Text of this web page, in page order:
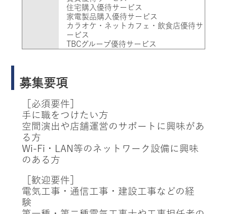
住宅購入優待サービス
家電製品購入優待サービス
カラオケ・ネットカフェ・飲食店優待サ
ービス
TBCグループ優待サービス
募集要項
［必須要件］
手に職をつけたい方
空間演出や店舗運営のサポートに興味があ
る方
Wi-Fi・LAN等のネットワーク設備に興味
のある方
［歓迎要件］
電気工事・通信工事・建設工事などの経
験